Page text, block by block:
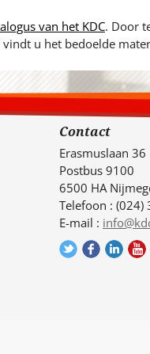
van het KDC. Door
vindt u het bedoelde
Contact
Erasmuslaan 36
Postbus 9100
6500 HA
Telefoon : (024)
E-mail :